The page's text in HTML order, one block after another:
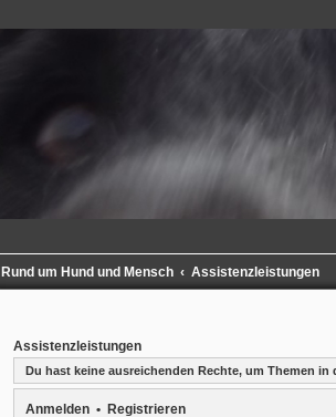
Rund um Hund und Mensch Assistenzleistungen
Assistenzleistungen
Du hast keine ausreichenden Rechte, um Themen
Anmelden• Registrieren